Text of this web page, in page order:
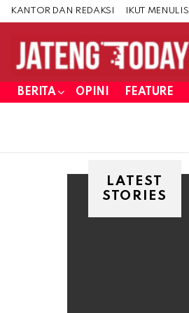
KANTOR DAN REDAKSI IKUT MENULIS
BERITA OPINI FEATURE
LATEST
STORIES